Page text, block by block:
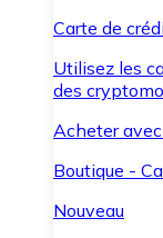
Carte de
Utilisez les
des
Acheter
Boutique -
Nouveau